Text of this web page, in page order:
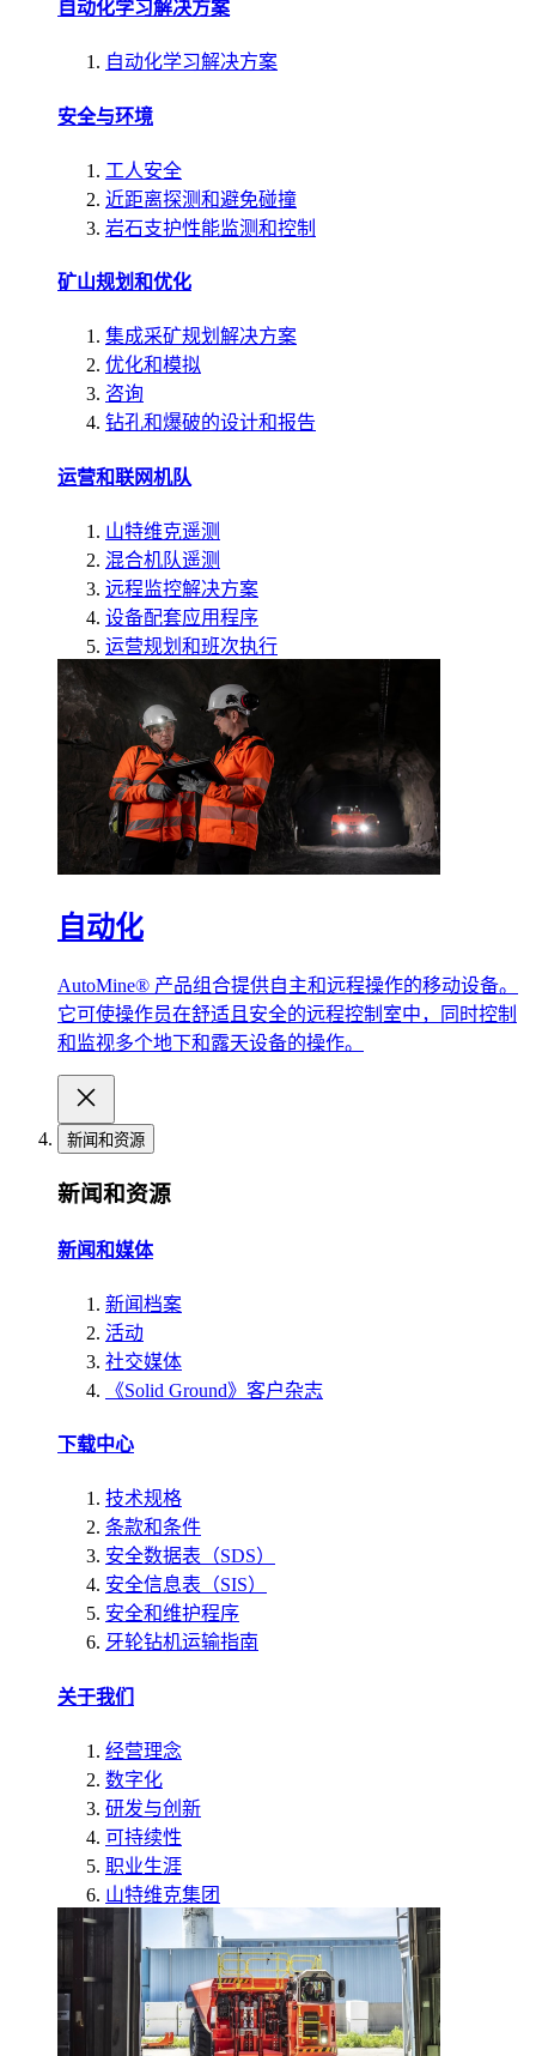
自动化学习解决方案
自动化学习解决方案
安全与环境
工人安全
近距离探测和避免碰撞
岩石支护性能监测和控制
矿山规划和优化
集成采矿规划解决方案
优化和模拟
咨询
钻孔和爆破的设计和报告
运营和联网机队
山特维克遥测
混合机队遥测
远程监控解决方案
设备配套应用程序
运营规划和班次执行
自动化
AutoMine® 产品组合提供自主和远程操作的移动设备。
它可使操作员在舒适且安全的远程控制室中，同时控制
和监视多个地下和露天设备的操作。
新闻和资源
新闻和资源
新闻和媒体
新闻档案
活动
社交媒体
《Solid Ground》客户杂志
下载中心
技术规格
条款和条件
安全数据表（SDS）
安全信息表（SIS）
安全和维护程序
牙轮钻机运输指南
关于我们
经营理念
数字化
研发与创新
可持续性
职业生涯
山特维克集团